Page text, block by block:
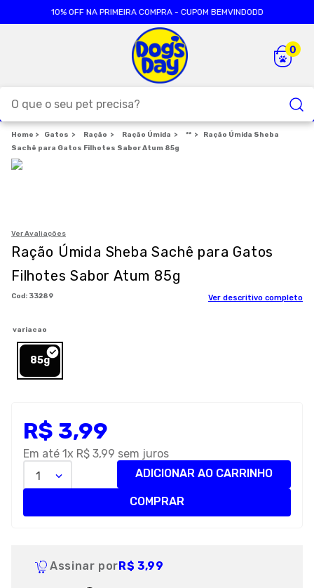
10% OFF NA PRIMEIRA COMPRA - CUPOM BEMVINDODD
Gatos Ração Ração Úmida **
Ração Úmida Sheba
Sachê para Gatos Filhotes Sabor Atum 85g
Ver Avaliações
Ração Úmida Sheba Sachê para Gatos
Filhotes Sabor Atum 85g
: 33289 Ver descritivo completo
variacao
85g
R$ 3,99
Em até 1x R$ 3,99 sem juros
1
ADICIONAR AO CARRINHO
COMPRAR
Assinar porR$ 3,99
TERMOS MAIS BUSCADOS
5º
formula natural
6
areia